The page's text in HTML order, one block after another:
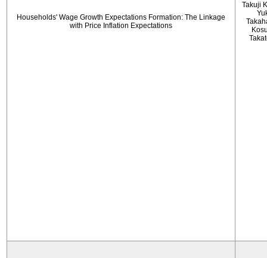
Households' Wage Growth Expectations Formation: The Linkage
with Price Inflation Expectations
Takuji